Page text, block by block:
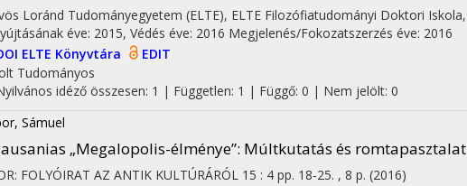
Loránd Tudományegyetem (ELTE), ELTE Filozófiatudományi Doktori Iskola,
éve: 2015, Védés éve: 2016 Megjelenés/Fokozatszerzés éve: 2016
ELTE Könyvtára
EDIT
Tudományos
idéző összesen: 1 | Független: 1 | Függő: 0 | Nem jelölt: 0
Sámuel
„Megalopolis-élménye”: Múltkutatás és romtapasztalat
FOLYÓIRAT AZ ANTIK KULTÚRÁRÓL 15 : 4 pp. 18-25. , 8 p. (2016)